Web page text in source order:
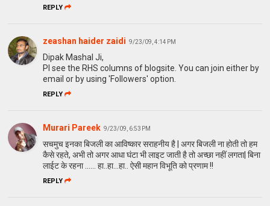
REPLY
zeashan haider zaidi 9/23/09, 4:14 PM
Dipak Mashal Ji,
Pl see the RHS columns of blogsite. You can join either by
email or by using 'Followers' option.
REPLY
Murari Pareek 9/23/09, 6:53 PM
सचमुच इनका बिजली का आविष्कार सराहनीय है | अगर बिजली ना होती तो हम
कैसे रहते, अभी तो अगर आधा घंटा भी लाइट जाती है तो अच्छा नहीं लगता| बिना
लाईट के रहना ...... हा..हा...हा.. ऐसी महान विभूति को प्रणाम !!
REPLY